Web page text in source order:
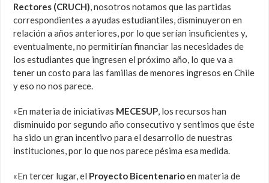
Rectores (CRUCH), nosotros notamos que las partidas
correspondientes a ayudas estudiantiles, disminuyeron en
relación a años anteriores, por lo que serían insuficientes y,
eventualmente, no permitirían financiar las necesidades de
los estudiantes que ingresen el próximo año, lo que va a
tener un costo para las familias de menores ingresos en Chile
y eso no nos parece.
«En materia de iniciativas MECESUP, los recursos han
disminuido por segundo año consecutivo y sentimos que éste
ha sido un gran incentivo para el desarrollo de nuestras
instituciones, por lo que nos parece pésima esa medida.
«En tercer lugar, el Proyecto Bicentenarioen materia de